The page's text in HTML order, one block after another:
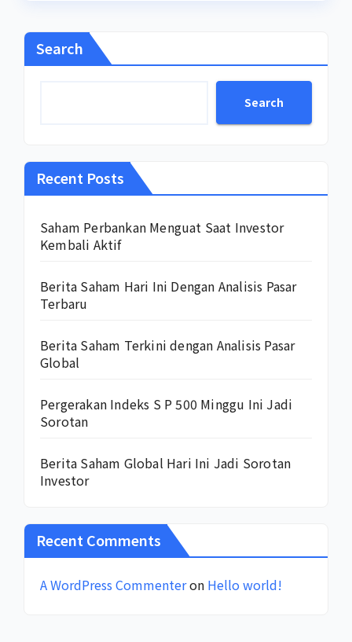
Search
Search
Recent Posts
Saham Perbankan Menguat Saat Investor
Kembali Aktif
Berita Saham Hari Ini Dengan Analisis Pasar
Terbaru
Berita Saham Terkini dengan Analisis Pasar
Global
Pergerakan Indeks S P 500 Minggu Ini Jadi
Sorotan
Berita Saham Global Hari Ini Jadi Sorotan
Investor
Recent Comments
A WordPress Commenteron Hello world!